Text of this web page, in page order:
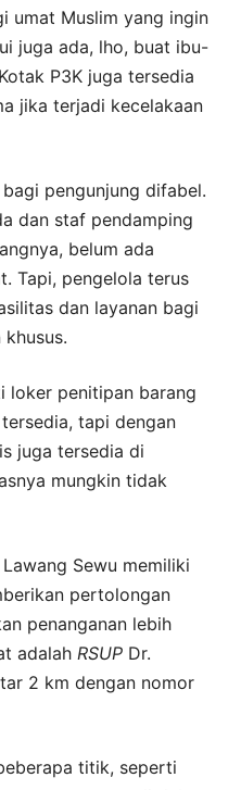
umat Muslim yang ingin
juga ada, lho, buat ibu-
P3K juga tersedia
jika terjadi kecelakaan
pengunjung difabel.
dan staf pendamping
belum ada
Tapi, pengelola terus
dan layanan bagi
loker penitipan barang
tapi dengan
juga tersedia di
mungkin tidak
Sewu memiliki
pertolongan
penanganan lebih
adalah RSUP Dr.
2 km dengan nomor
titik, seperti